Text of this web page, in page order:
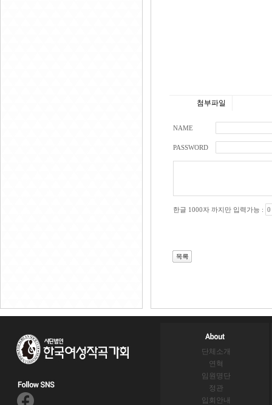
첨부파일
NAME
PASSWORD
한글 1000자 까지만 입력가능 :
단체소개
연혁
임원명단
정관
입회안내